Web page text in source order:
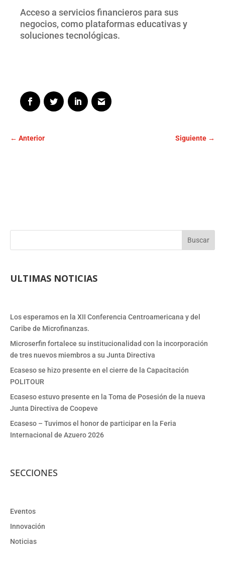
Acceso a servicios financieros para sus
negocios, como plataformas educativas y
soluciones tecnológicas.
← Anterior Siguiente →
Buscar
ULTIMAS NOTICIAS
Los esperamos en la XII Conferencia Centroamericana y del
Caribe de Microfinanzas.
Microserfin fortalece su institucionalidad con la incorporación
de tres nuevos miembros a su Junta Directiva
Ecaseso se hizo presente en el cierre de la Capacitación
POLITOUR
Ecaseso estuvo presente en la Toma de Posesión de la nueva
Junta Directiva de Coopeve
Ecaseso – Tuvimos el honor de participar en la Feria
Internacional de Azuero 2026
SECCIONES
Eventos
Innovación
Noticias